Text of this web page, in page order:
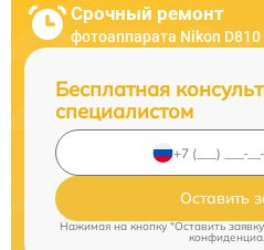
Срочный ремонт
фотоаппарата Nikon
Бесплатная
специалистом
Оставить
Нажимая на кнопку "Оставить